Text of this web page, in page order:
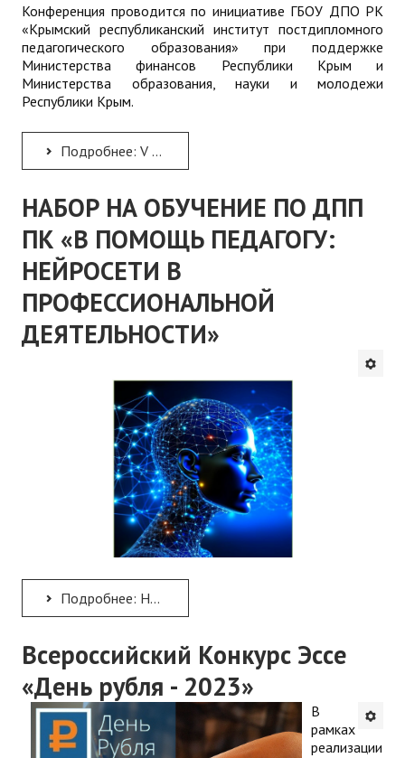
Конференция проводится по инициативе ГБОУ ДПО РК
«Крымский республиканский институт постдипломного
педагогического образования» при поддержке
Министерства финансов Республики Крым и
Министерства образования, науки и молодежи
Республики Крым.
Подробнее: V научно-методическая конференция «Финансовая грамотность в системе образования Республики Крым»
НАБОР НА ОБУЧЕНИЕ ПО ДПП
ПК «В ПОМОЩЬ ПЕДАГОГУ:
НЕЙРОСЕТИ В
ПРОФЕССИОНАЛЬНОЙ
ДЕЯТЕЛЬНОСТИ»
Подробнее: НАБОР НА ОБУЧЕНИЕ ПО ДПП ПК «В ПОМОЩЬ ПЕДАГОГУ: НЕЙРОСЕТИ В ПРОФЕССИОНАЛЬНОЙ ДЕЯТЕЛЬНОСТИ»
Всероссийский Конкурс Эссе
«День рубля - 2023»
В
рамках
реализации